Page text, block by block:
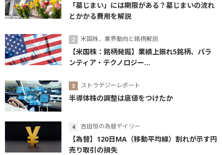
「墓じまい」には期限がある？墓じまいの流れ
とかかる費用を解説
米国株、業界動向と銘柄解説
【米国株：銘柄発掘】業績上振れ5銘柄、パラ
ンティア・テクノロジー...
ストラテジーレポート
半導体株の調整は底値をつけたか
吉田恒の為替デイリー
【為替】120日MA（移動平均線）割れが示す円
売り取引の損失